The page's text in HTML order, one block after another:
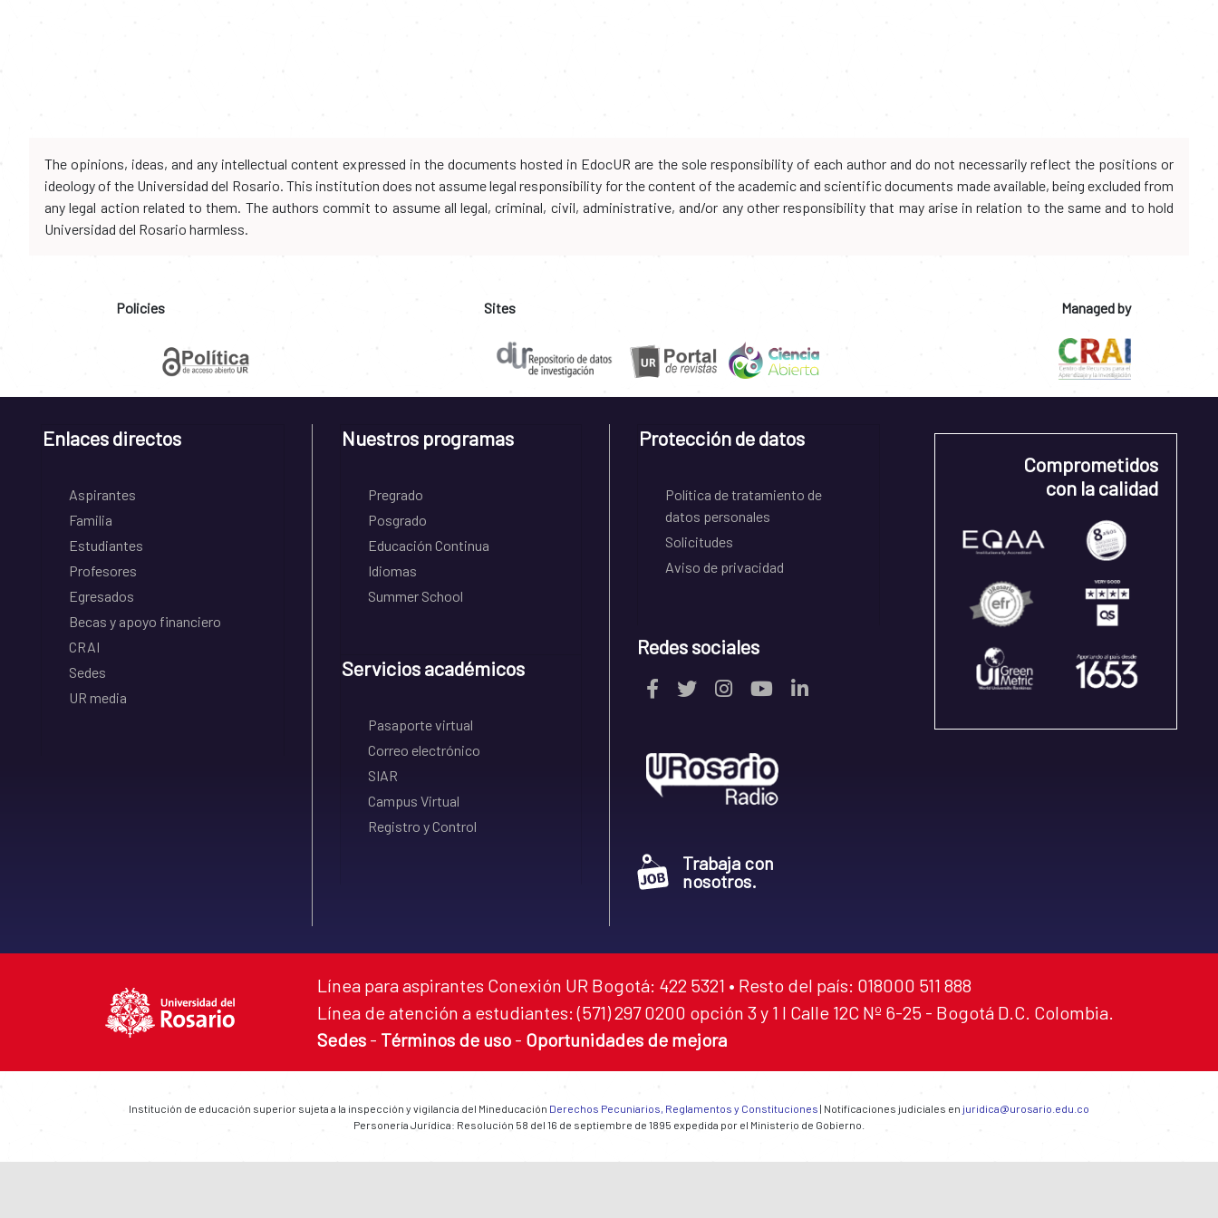
The opinions, ideas, and any intellectual content expressed in the documents hosted in EdocUR are the sole responsibility of each author and do not necessarily reflect the positions or
ideology of the Universidad del Rosario. This institution does not assume legal responsibility for the content of the academic and scientific documents made available, being excluded from
any legal action related to them. The authors commit to assume all legal, criminal, civil, administrative, and/or any other responsibility that may arise in relation to the same and to hold
Universidad del Rosario harmless.
Policies Sites Managed by
Enlaces directos
Aspirantes
Familia
Estudiantes
Profesores
Egresados
Becas y apoyo financiero
CRAI
Sedes
UR media
Nuestros programas
Pregrado
Posgrado
Educación Continua
Idiomas
Summer School
Servicios académicos
Pasaporte virtual
Correo electrónico
SIAR
Campus Virtual
Registro y Control
Protección de datos
Política de tratamiento de
datos personales
Solicitudes
Aviso de privacidad
Redes sociales
Trabaja con
nosotros.
Comprometidos
con la calidad
Línea para aspirantes Conexión UR Bogotá: 422 5321 • Resto del país: 018000 511 888
Línea de atención a estudiantes: (571) 297 0200 opción 3 y 1 I Calle 12C Nº 6-25 - Bogotá D.C. Colombia.
Sedes - Términos de uso - Oportunidades de mejora
Institución de educación superior sujeta a la inspección y vigilancia del Mineducación Derechos Pecuniarios, Reglamentos y Constituciones | Notificaciones judiciales en juridica@urosario.edu.co
Personería Jurídica: Resolución 58 del 16 de septiembre de 1895 expedida por el Ministerio de Gobierno.